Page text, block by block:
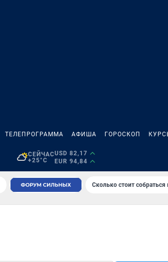
ТЕЛЕПРОГРАММА АФИША ГОРОСКОП
СЕЙЧАС
+25°C
USD 82,17
EUR 94,84
Сколько стоит